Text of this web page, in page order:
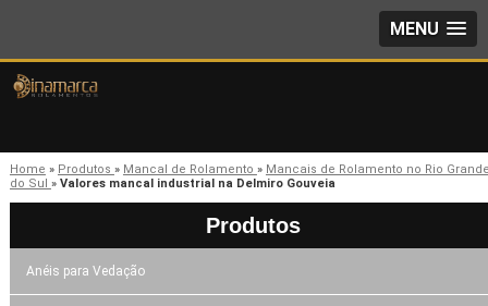
MENU
Home » Produtos » Mancal de Rolamento » Mancais de Rolamento no Rio
do Sul » Valores mancal industrial na Delmiro Gouveia
Produtos
Anéis para Vedação